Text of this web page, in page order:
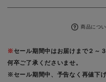
商品につ
※ セール期間中はお届けまで２～
何卒ご了承くださいませ。
※セール期間中、予告なく再値下